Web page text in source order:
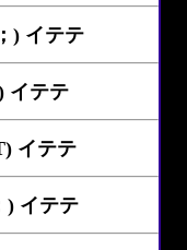
) イテテ
イテテ
イテテ
) イテテ